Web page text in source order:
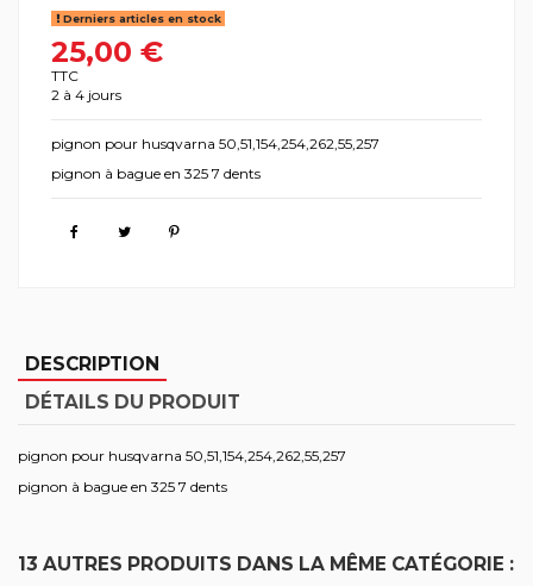
Derniers articles en stock
25,00 €
TTC
2 à 4 jours
pignon pour husqvarna 50,51,154,254,262,55,257
pignon à bague en 325 7 dents
DESCRIPTION
DÉTAILS DU PRODUIT
pignon pour husqvarna 50,51,154,254,262,55,257
pignon à bague en 325 7 dents
13 AUTRES PRODUITS DANS LA MÊME CATÉGORIE :